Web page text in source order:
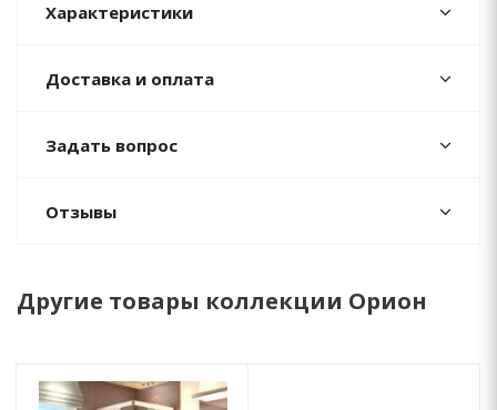
Характеристики
Доставка и оплата
Задать вопрос
Отзывы
Другие товары коллекции Орион